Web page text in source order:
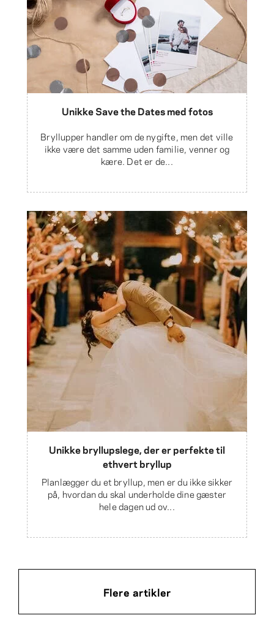
Unikke Save the Dates med fotos
Bryllupper handler om de nygifte, men det ville
ikke være det samme uden familie, venner og
kære. Det er de...
Unikke bryllupslege, der er perfekte til
ethvert bryllup
Planlægger du et bryllup, men er du ikke sikker
på, hvordan du skal underholde dine gæster
hele dagen ud ov...
Flere artikler